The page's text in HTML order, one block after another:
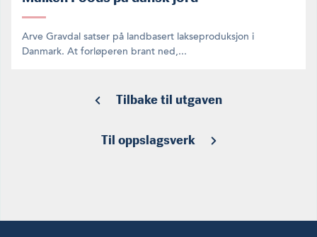
Arve Gravdal satser på landbasert lakseproduksjon i
Danmark. At forløperen brant ned,...
Tilbake til utgaven
Til oppslagsverk